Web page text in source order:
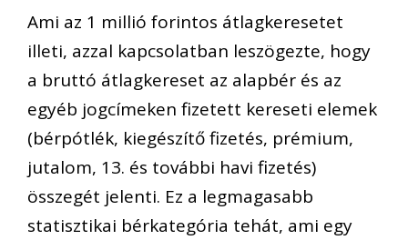
Ami az 1 millió forintos átlagkeresetet
illeti, azzal kapcsolatban leszögezte, hogy
a bruttó átlagkereset az alapbér és az
egyéb jogcímeken fizetett kereseti elemek
(bérpótlék, kiegészítő fizetés, prémium,
jutalom, 13. és további havi fizetés)
összegét jelenti. Ez a legmagasabb
statisztikai bérkategória tehát, ami egy